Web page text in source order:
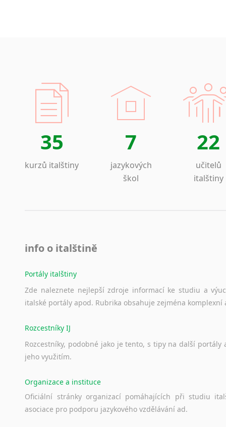
35
kurzů italštiny
7
jazykových
škol
22
učitelů
italštiny
info o italštině
Portály italštiny
Zde naleznete nejlepší zdroje informací ke studiu a
italské portály apod. Rubrika obsahuje zejména komplexní
Rozcestníky IJ
Rozcestníky, podobné jako je tento, s tipy na další portály
jeho využitím.
Organizace a instituce
Oficiální stránky organizací pomáhajících při studiu
asociace pro podporu jazykového vzdělávání ad.